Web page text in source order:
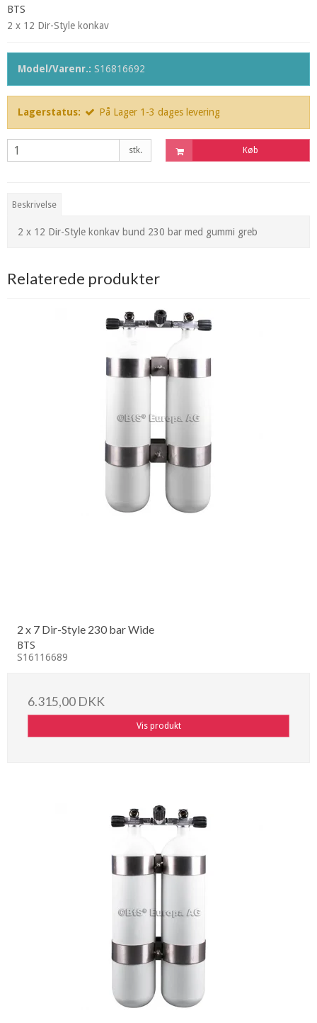
BTS
2 x 12 Dir-Style konkav
Model/Varenr.: S16816692
Lagerstatus: På Lager 1-3 dages levering
stk. Køb
Beskrivelse
2 x 12 Dir-Style konkav bund 230 bar med gummi greb
Relaterede produkter
2 x 7 Dir-Style 230 bar Wide
BTS
S16116689
6.315,00 DKK
Vis produkt